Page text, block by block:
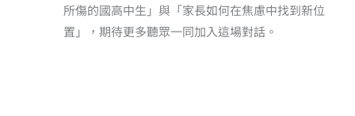
所傷的國高中生」與「家長如何在焦慮中找到新位
置」，期待更多聽眾一同加入這場對話。